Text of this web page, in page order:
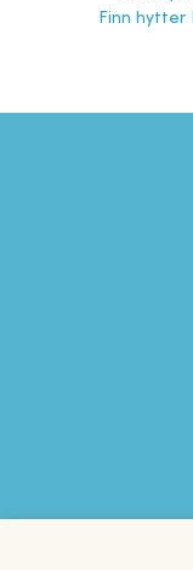
Finn hytter